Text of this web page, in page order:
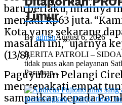
baru berlaku, nilainya
menjadi Rp63 juta.
Kota yang sekarang
masalah ini,” ujarnya
(13/8).
Paguyuban Pelangi
menyepakati empat
sampaikan kepada
Timur
By adminAugust 6, 2026
BERITA PATROLI –
tidak puas akan pelayanan
Pasuruan...